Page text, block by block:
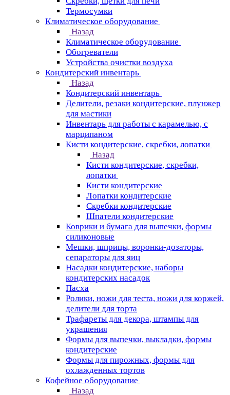
Термосумки
Климатическое оборудование
Назад
Климатическое оборудование
Обогреватели
Устройства очистки воздуха
Кондитерский инвентарь
Назад
Кондитерский инвентарь
Делители, резаки кондитерские, плунжер
для мастики
Инвентарь для работы с карамелью, с
марципаном
Кисти кондитерские, скребки, лопатки
Назад
Кисти кондитерские, скребки,
лопатки
Кисти кондитерские
Лопатки кондитерские
Скребки кондитерские
Шпатели кондитерские
Коврики и бумага для выпечки, формы
силиконовые
Мешки, шприцы, воронки-дозаторы,
сепараторы для яиц
Насадки кондитерские, наборы
кондитерских насадок
Пасха
Ролики, ножи для теста, ножи для коржей,
делители для торта
Трафареты для декора, штампы для
украшения
Формы для выпечки, выкладки, формы
кондитерские
Формы для пирожных, формы для
охлажденных тортов
Кофейное оборудование
Назад